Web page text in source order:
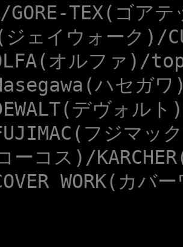
GORE-TEX(ゴア
ジェイウォーク)/
オルファ)/
ハセガ
デヴォル
フジマッ
ーコス)/
WORK(カ